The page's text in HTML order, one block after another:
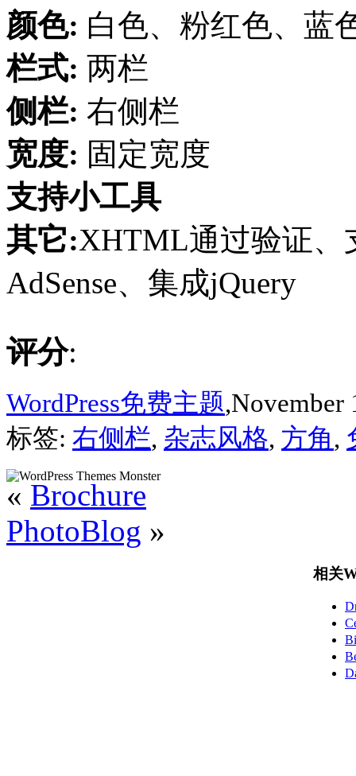
颜色: 白色、粉红色、蓝
栏式: 两栏
侧栏: 右侧栏
宽度: 固定宽度
支持小工具
其它:XHTML通过验证、
AdSense、集成jQuery
评分:
WordPress免费主题,November
标签: 右侧栏, 杂志风格, 方角,
« Brochure
PhotoBlog »
相关